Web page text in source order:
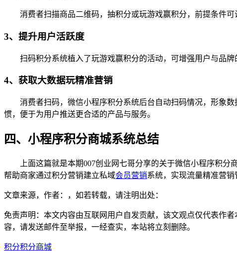
消费者扫描商品二维码，抽积分或玩游戏赢积分，前提条件可
3、提升用户活跃度
扫码积分系统植入了玩游戏赢积分的活动，可增强用户与品牌
4、获取大数据玩精准营销
消费者扫码，微信小程序积分系统后台自动扫码情况，形象
惯，便于为用户推送更合适的产品与服务。
四、小程序积分商城系统总结
上面这篇就是本期007创业网七哥分享的关于微信小程序积分
帮助商家通过积分营销建立私域会员营销系统，实现流量精准营销
文章来源，作者：，如若转载，请注明出处：
免责声明：本文内容由互联网用户自发贡献，该文观点仅代表作
容，请发送邮件至举报，一经查实，本站将立刻删除。
积分积分商城